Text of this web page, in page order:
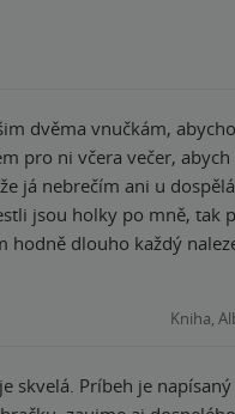
dvěma vnučkám,
pro ni včera večer,
já nebrečím ani u
jsou holky po mně, tak
hodně dlouho každý
který napřed zlobil,
ještě v noci, po dočtení
čas) věnovala opravám
Kniha,
skvelá. Príbeh je